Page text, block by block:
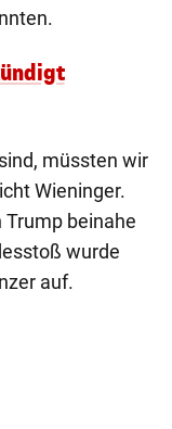
müssten wir
Wieninger.
beinahe
wurde
auf.